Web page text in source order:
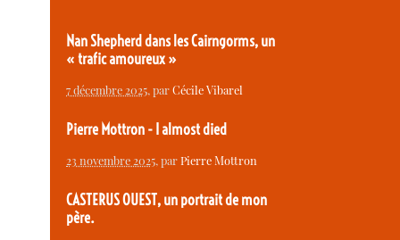
Nan Shepherd dans les Cairngorms, un
« trafic amoureux »
7 décembre 2025, parCécile Vibarel
Pierre Mottron - I almost died
23 novembre 2025, parPierre Mottron
CASTERUS OUEST, un portrait de mon
père.